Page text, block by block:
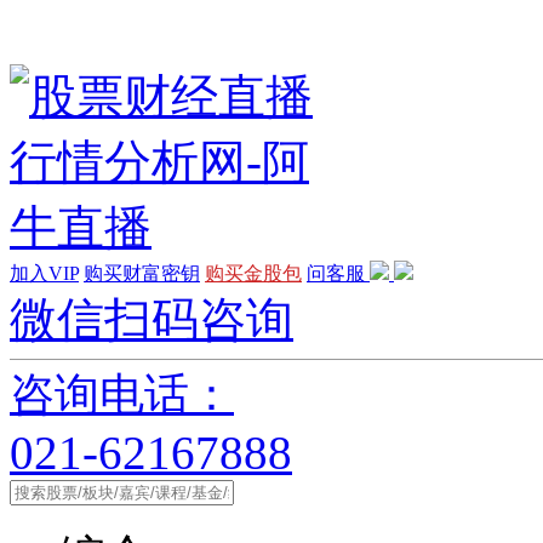
加入VIP 购买财富密钥 购买金股包 问客服
微信扫码咨询
咨询电话：
021-62167888